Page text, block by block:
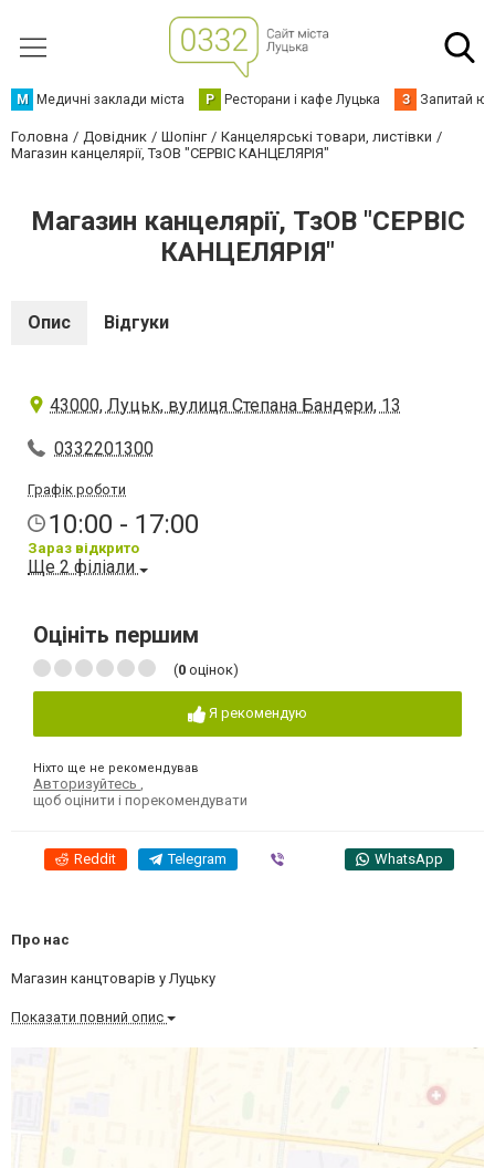
М Медичні заклади міста Р Ресторани і кафе Луцька З Запитай
Головна Довідник Шопінг
Канцелярські товари, листівки
Магазин канцелярії, ТзОВ "СЕРВІС КАНЦЕЛЯРІЯ"
Магазин канцелярії, ТзОВ "СЕРВІС
КАНЦЕЛЯРІЯ"
Опис Відгуки
43000, Луцьк, вулиця Степана Бандери, 13
0332201300
Графік роботи
10:00 - 17:00
Зараз відкрито
Ще 2 філіали
Оцініть першим
(0 оцінок)
Я рекомендую
Ніхто ще не рекомендував
Авторизуйтесь
щоб оцінити і порекомендувати
Reddit Telegram WhatsApp
Про нас
Магазин канцтоварів у Луцьку
Показати повний опис